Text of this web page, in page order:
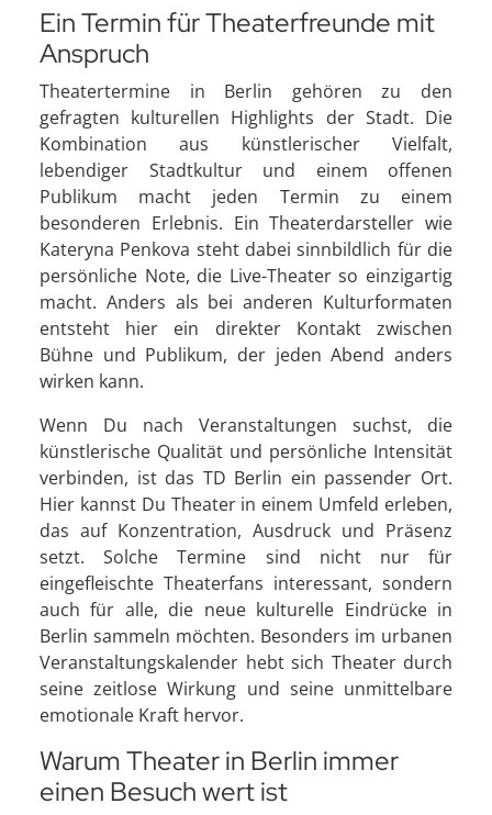
Ein Termin für Theaterfreunde mit
Anspruch
Theatertermine in Berlin gehören zu den
gefragten kulturellen Highlights der Stadt. Die
Kombination aus künstlerischer Vielfalt,
lebendiger Stadtkultur und einem offenen
Publikum macht jeden Termin zu einem
besonderen Erlebnis. Ein Theaterdarsteller wie
Kateryna Penkova steht dabei sinnbildlich für die
persönliche Note, die Live-Theater so einzigartig
macht. Anders als bei anderen Kulturformaten
entsteht hier ein direkter Kontakt zwischen
Bühne und Publikum, der jeden Abend anders
wirken kann.
Wenn Du nach Veranstaltungen suchst, die
künstlerische Qualität und persönliche Intensität
verbinden, ist das TD Berlin ein passender Ort.
Hier kannst Du Theater in einem Umfeld erleben,
das auf Konzentration, Ausdruck und Präsenz
setzt. Solche Termine sind nicht nur für
eingefleischte Theaterfans interessant, sondern
auch für alle, die neue kulturelle Eindrücke in
Berlin sammeln möchten. Besonders im urbanen
Veranstaltungskalender hebt sich Theater durch
seine zeitlose Wirkung und seine unmittelbare
emotionale Kraft hervor.
Warum Theater in Berlin immer
einen Besuch wert ist